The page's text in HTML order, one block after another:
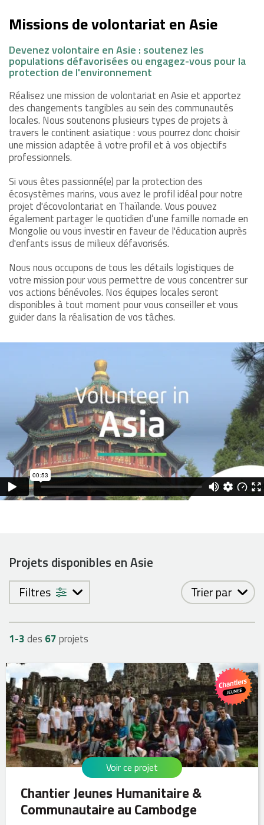
Missions de volontariat en Asie
Devenez volontaire en Asie : soutenez les
populations défavorisées ou engagez-vous pour la
protection de l'environnement
Réalisez une mission de volontariat en Asie et apportez
des changements tangibles au sein des communautés
locales. Nous soutenons plusieurs types de projets à
travers le continent asiatique : vous pourrez donc choisir
une mission adaptée à votre profil et à vos objectifs
professionnels.
Si vous êtes passionné(e) par la protection des
écosystèmes marins, vous avez le profil idéal pour notre
projet d'écovolontariat en Thaïlande. Vous pouvez
également partager le quotidien d’une famille nomade en
Mongolie ou vous investir en faveur de l'éducation auprès
d'enfants issus de milieux défavorisés.
Nous nous occupons de tous les détails logistiques de
votre mission pour vous permettre de vous concentrer sur
vos actions bénévoles. Nos équipes locales seront
disponibles à tout moment pour vous conseiller et vous
guider dans la réalisation de vos tâches.
Projets disponibles en Asie
Filtres Trier par
1-3des 67projets
Chantier Jeunes Humanitaire &
Communautaire au Cambodge
Voir ce projet